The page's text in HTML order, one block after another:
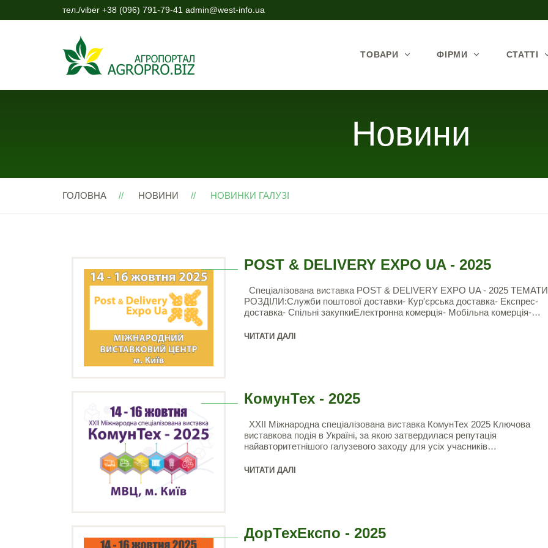
тел./viber +38 (096) 791-79-41 admin@west-info.ua
ТОВАРИ ФІРМИ СТАТТІ
Новини
ГОЛОВНА НОВИНИ НОВИНКИ ГАЛУЗІ
POST & DELIVERY EXPO UA - 2025
Спеціалізована виставка POST & DELIVERY EXPO UA - 2025
РОЗДІЛИ:Служби поштової доставки- Кур'єрська доставка- Експрес-
доставка- Спільні закупкиЕлектронна комерція- Мобільна комерція-…
ЧИТАТИ ДАЛІ
КомунТех - 2025
ХХІІ Міжнародна спеціалізована виставка КомунТех 2025 Ключова
виставкова подія в Україні, за якою затвердилася репутація
найавторитетнішого галузевого заходу для усіх учасників…
ЧИТАТИ ДАЛІ
ДорТехЕкспо - 2025